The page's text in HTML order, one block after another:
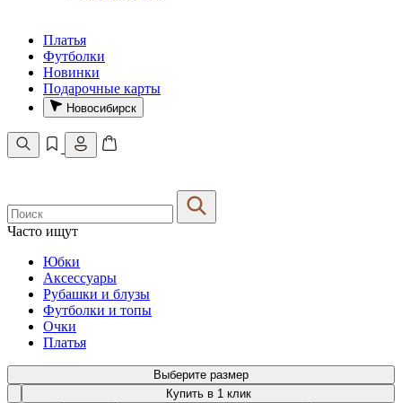
Платья
Футболки
Новинки
Подарочные карты
Новосибирск
Часто ищут
Юбки
Аксессуары
Рубашки и блузы
Футболки и топы
Очки
Платья
Выберите размер
Купить в 1 клик